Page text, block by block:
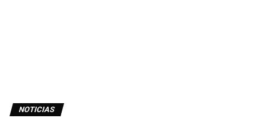
NOTICIAS